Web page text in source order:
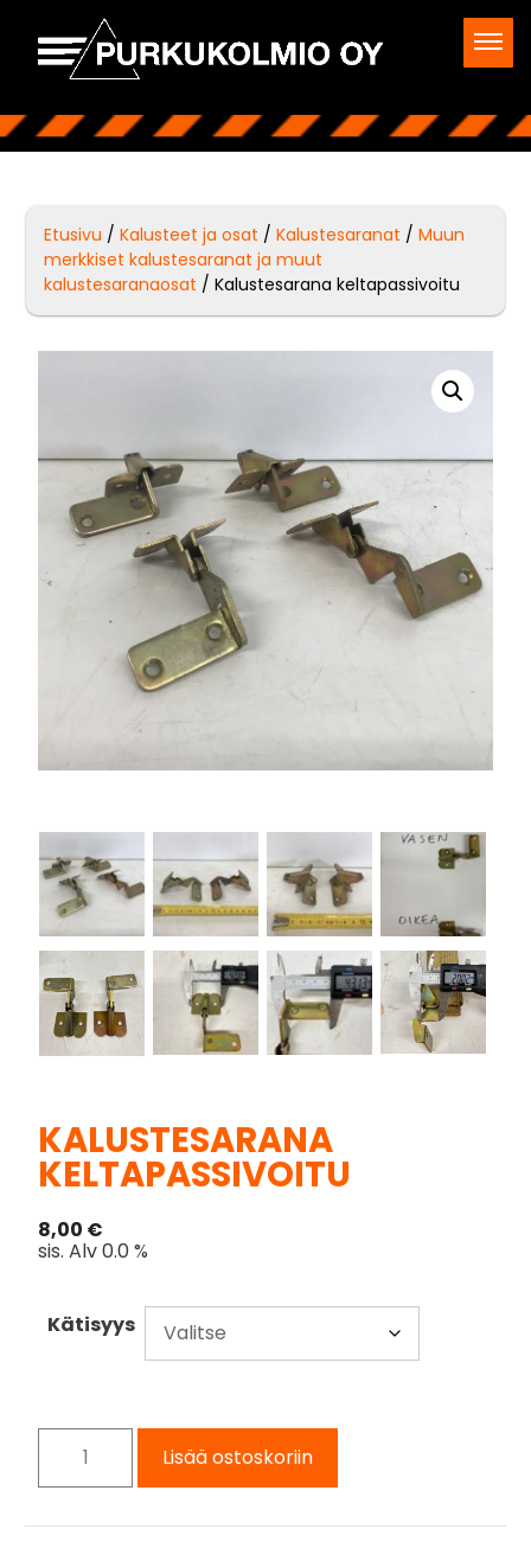
Etusivu /Kalusteet ja osat /Kalustesaranat /Muun
merkkiset kalustesaranat ja muut
kalustesaranaosat / Kalustesarana keltapassivoitu
KALUSTESARANA
KELTAPASSIVOITU
8,00 €
sis. Alv 0.0 %
Kätisyys
Lisää ostoskoriin